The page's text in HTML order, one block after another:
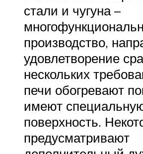
стали и чугуна –
производство,
удовлетворение
нескольких
печи обогревают
имеют
поверхность.
предусматривают